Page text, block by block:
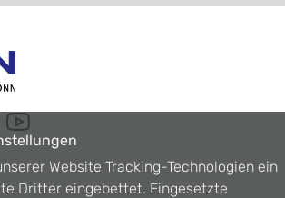
Website Tracking-Technologien ein
Dritter eingebettet. Eingesetzte